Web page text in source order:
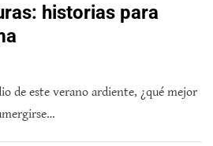
historias para
de este verano ardiente, ¿qué mejor